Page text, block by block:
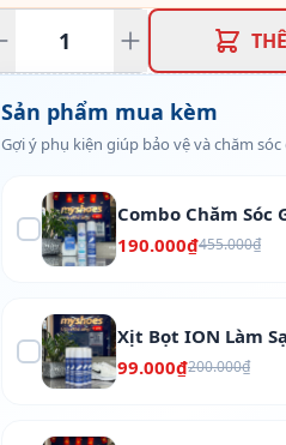
Sản phẩm mua kèm
Gợi ý phụ kiện giúp bảo vệ và chăm
Combo Chăm Sóc
190.000₫455.000₫
Xịt Bọt ION Làm
99.000₫200.000₫